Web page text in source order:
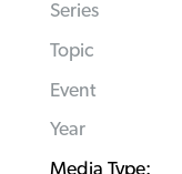
Series
Topic
Event
Year
Media Type: